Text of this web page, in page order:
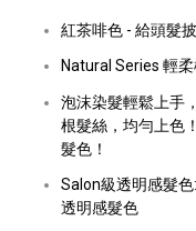
紅茶啡色 - 給頭髮
Natural Series 輕
泡沫染髮輕鬆上手
根髮絲，均勻上色
髮色！
Salon級透明感髮
透明感髮色